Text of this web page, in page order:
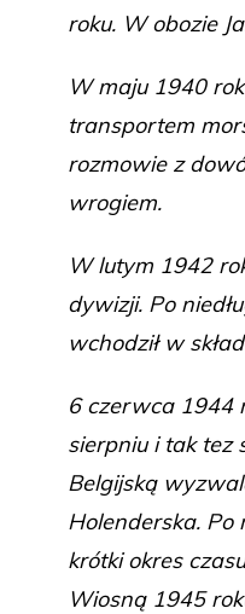
roku. W obozie
W maju 1940
transportem
rozmowie z
wrogiem.
W lutym 1942
dywizji. Po
wchodził w
6 czerwca 1944
sierpniu i tak tez
Belgijską
Holenderska. Po
krótki okres
Wiosną 1945